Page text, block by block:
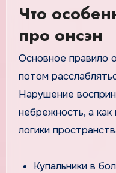
Что
про онсэн
Основное правило
потом
Нарушение
небрежность, а
логики
Купальники в